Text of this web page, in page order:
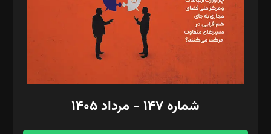
طراح یونیفرم: مجید توکلی
فیلمبرداری و عکاسی: امیر شفیعی، مانی لطفی زاده
گرافیک و صفحه‌آرایی: سید‌سبحان‌علی ثابت
مد‌یر توسعه تجاری: کامبیز برید‌
امور مالی: شاپور رهبری، محمد‌ کاظمی‌نیا
آگهی و مشترکین: ۰۹۱۹۹۹۹۰۴۵۴
شماره ۱۴۷ - مرداد ۱۴۰۵